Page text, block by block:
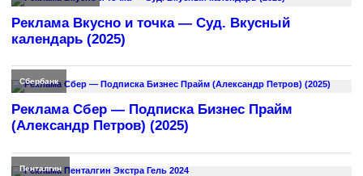
Реклама Вкусно и точка — Суд. Вкусный
календарь (2025)
Сбербанк
Реклама Сбер — Подписка Бизнес Прайм
(Александр Петров) (2025)
Пенталгин